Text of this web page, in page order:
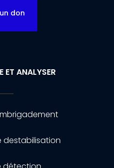
don
ET ANALYSER
destabilisation